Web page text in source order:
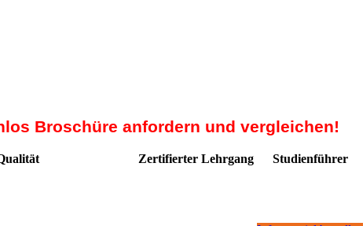
Broschüre anfordern und vergleichen!
Zertifierter Lehrgang Studienführer